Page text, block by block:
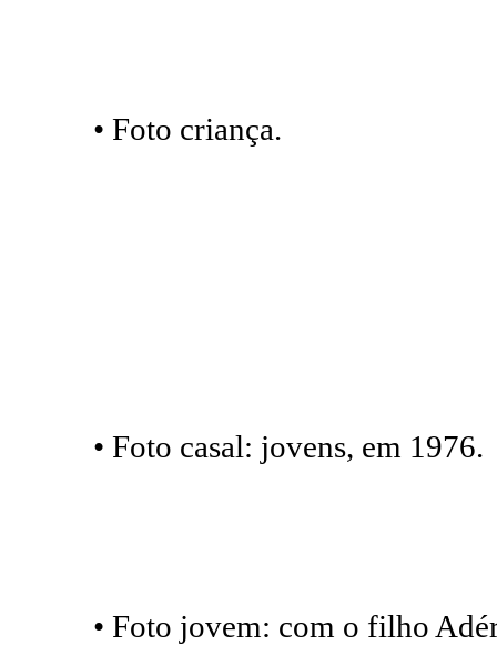
• Foto criança.
• Foto casal: jovens, em 1976.
• Foto jovem: com o filho